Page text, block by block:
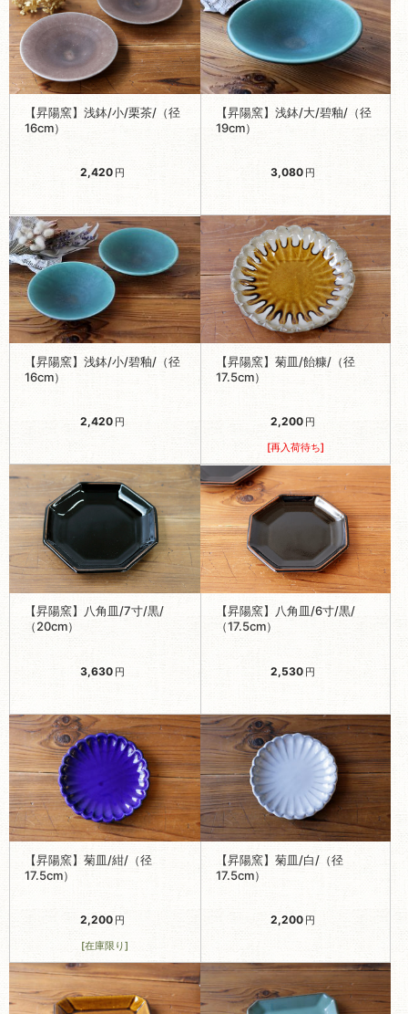
【昇陽窯】浅鉢/小/栗茶/（径
16cm）
2,420 円
【昇陽窯】浅鉢/大/碧釉/（径
19cm）
3,080 円
【昇陽窯】浅鉢/小/碧釉/（径
16cm）
2,420 円
【昇陽窯】菊皿/飴糠/（径
17.5cm）
2,200 円
[再入荷待ち]
【昇陽窯】八角皿/7寸/黒/
（20cm）
3,630 円
【昇陽窯】八角皿/6寸/黒/
（17.5cm）
2,530 円
【昇陽窯】菊皿/紺/（径
17.5cm）
2,200 円
[在庫限り]
【昇陽窯】菊皿/白/（径
17.5cm）
2,200 円